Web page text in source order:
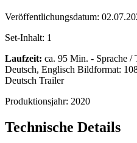
Veröffentlichungsdatum:
Set-Inhalt: 1
Laufzeit: ca. 95 Min. - Sprache
Deutsch, Englisch Bildformat:
Deutsch Trailer
Produktionsjahr: 2020
Technische Details